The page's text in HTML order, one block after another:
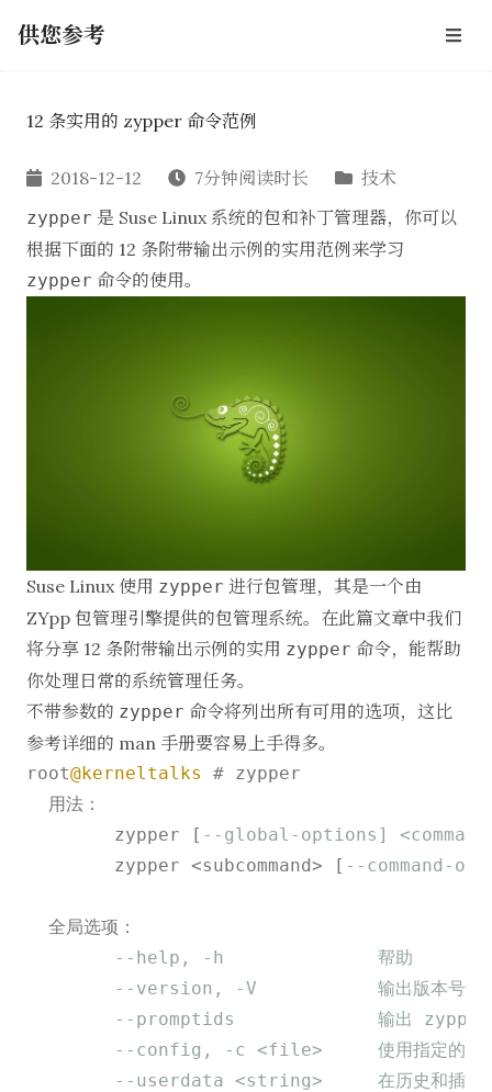
供您参考
12 条实用的 zypper 命令范例
2018-12-12 7分钟阅读时长 技术
zypper 是 Suse Linux 系统的包和补丁管理器，你可以
根据下面的 12 条附带输出示例的实用范例来学习
zypper 命令的使用。
Suse Linux 使用 zypper 进行包管理，其是一个由
ZYpp 包管理引擎提供的包管理系统。在此篇文章中我们
将分享 12 条附带输出示例的实用 zypper 命令，能帮助
你处理日常的系统管理任务。
不带参数的 zypper 命令将列出所有可用的选项，这比
参考详细的 man 手册要容易上手得多。
root@kerneltalks
# zypper
  用法：
        zypper [
--global-options]
        zypper
<subcommand> [ --command-
  全局选项：
--help, -h              帮助
--version, -V           输出版本号
--promptids             输出 zypper 用
--config, -c <file>     使用指定的配置
--userdata <string>     在历史和插件中